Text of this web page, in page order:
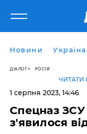
Новини Україна
ДІАЛОГ РОСІЯ
ЧИТАТИ
1 серпня 2023, 14:46
Спецназ ЗСУ
з'явилося